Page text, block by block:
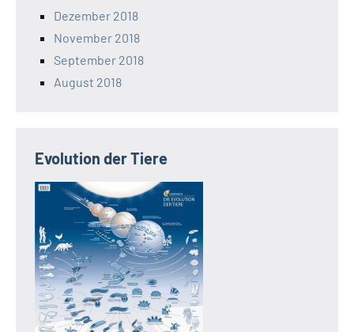
Dezember 2018
November 2018
September 2018
August 2018
Evolution der Tiere